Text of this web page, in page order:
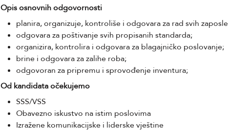
Opis osnovnih odgovornosti
planira, organizuje, kontroliše i odgovara za rad svih
odgovara za poštivanje svih propisanih standarda;
organizira, kontrolira i odgovara za blagajničko poslovanje;
brine i odgovara za zalihe roba;
odgovoran za pripremu i sprovođenje inventura;
Od kandidata očekujemo
SSS/VSS
Obavezno iskustvo na istim poslovima
Izražene komunikacijske i liderske vještine